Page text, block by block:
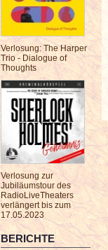
Verlosung: The Harper
Trio - Dialogue of
Thoughts
Verlosung zur
Jubiläumstour des
RadioLiveTheaters
verlängert bis zum
17.05.2023
BERICHTE